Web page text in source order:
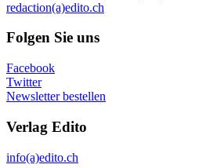
redaction(a)edito.ch
Folgen Sie uns
Facebook
Twitter
Newsletter bestellen
Verlag Edito
info(a)edito.ch